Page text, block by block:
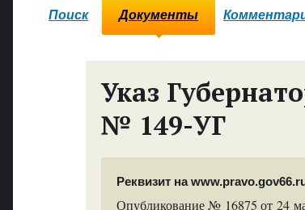
Поиск Документы
Указ
№ 149-УГ
Реквизит на
Опубликование № 16875 от 24